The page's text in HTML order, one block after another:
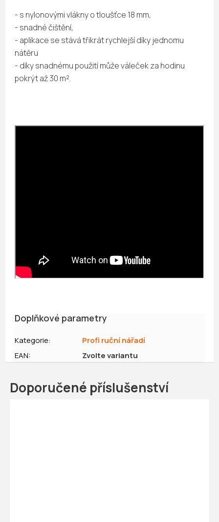
Doporučené příslušenství
- s nylonovými vlákny o tloušťce 18 mm,
- snadné čištění,
- aplikace se stává třikrát rychlejší díky jednomu
nátěru
- díky snadnému použití může váleček za hodinu
pokrýt až 30 m².
Doplňkové parametry
Kategorie:
Profi ruční nářadí
EAN: Zvolte variantu